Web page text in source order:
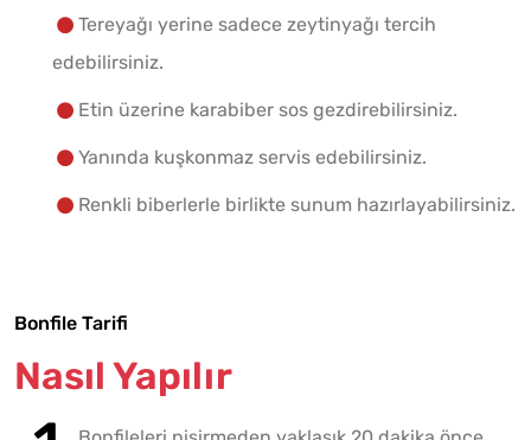
Tereyağı yerine sadece zeytinyağı tercih
edebilirsiniz.
Etin üzerine karabiber sos gezdirebilirsiniz.
Yanında kuşkonmaz servis edebilirsiniz.
Renkli biberlerle birlikte sunum hazırlayabilirsiniz.
Bonfile Tarifi
Nasıl Yapılır